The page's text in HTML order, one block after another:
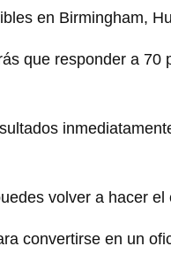
en Birmingham,
que responder a
volver a hacer el
convertirse en un